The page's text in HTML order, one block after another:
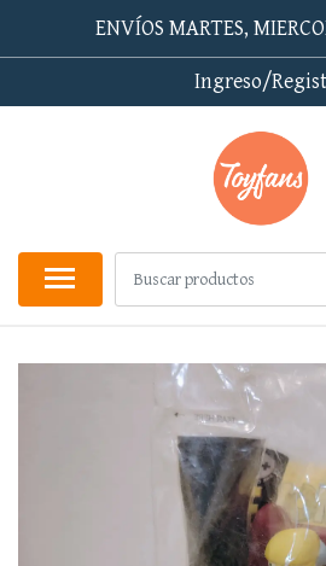
ENVÍOS MARTES,
Ingreso/